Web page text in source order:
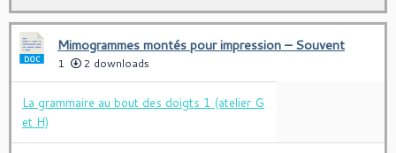
Mimogrammes montés pour impression – Souvent
1 2 downloads
La grammaire au bout des doigts 1 (atelier G
et H)